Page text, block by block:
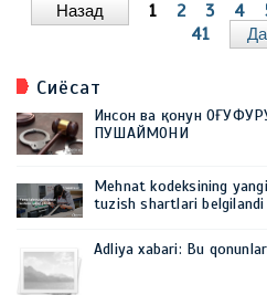
Назад 1 2 3 4
41
Сиёсат
Инсон ва қонун
ПУШАЙМОНИ
Mehnat kodeksining
tuzish shartlari belgilandi
Adliya xabari: Bu